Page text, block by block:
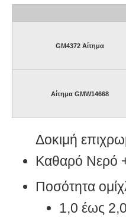
GM4372 Αίτημα
Αίτημα GMW14668
Δοκιμή
Καθαρό Νερό
Ποσότητα
1,0 έως